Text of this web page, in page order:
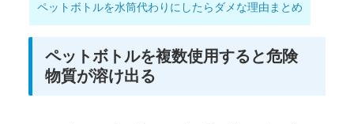
ペットボトルを水筒代わりにしたらダメな理由まとめ
ペットボトルを複数使用すると危険
物質が溶け出る